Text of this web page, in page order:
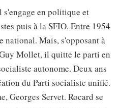
s'engage en politique et
puis à la SFIO. Entre 1954
national. Mais, s'opposant à
Mollet, il quitte le parti en
autonome. Deux ans
du Parti socialiste unifié.
Georges Servet. Rocard se